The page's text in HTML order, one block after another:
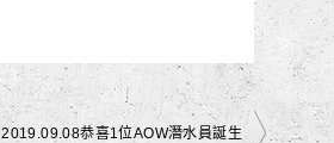
2019.09.08恭喜1位AOW潛水員誕生